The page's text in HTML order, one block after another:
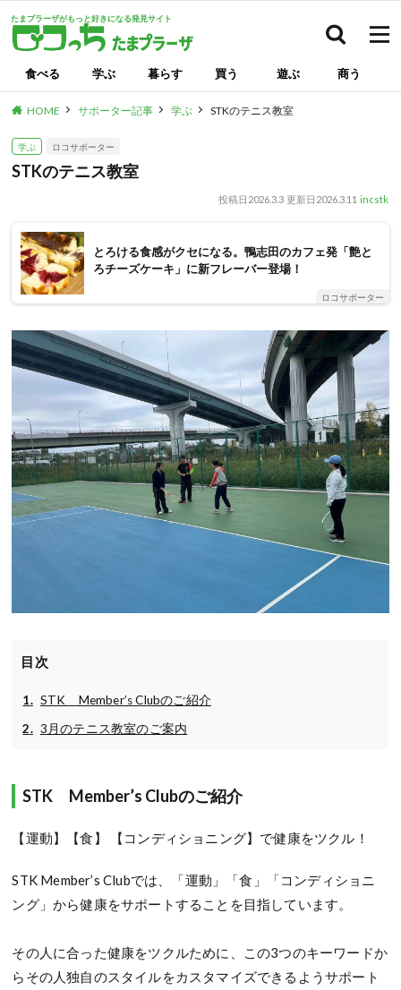
たまプラーザがもっと好きになる発見サイト
食べる 学ぶ 暮らす 買う 遊ぶ 商う
HOME サポーター記事 学ぶ STKのテニス教室
学ぶ ロコサポーター
STKのテニス教室
投稿日 2026.3.3 更新日 2026.3.11 incstk
とろける食感がクセになる。鴨志田のカフェ発「艶と
ろチーズケーキ」に新フレーバー登場！
ロコサポーター
目次
STK Member’s Clubのご紹介
3月のテニス教室のご案内
STK Member’s Clubのご紹介
【運動】【食】 【コンディショニング】で健康をツクル！
STK Member’s Clubでは、「運動」「食」「コンディショニ
ング」から健康をサポートすることを目指しています。
その人に合った健康をツクルために、この3つのキーワードか
らその人独自のスタイルをカスタマイズできるようサポート